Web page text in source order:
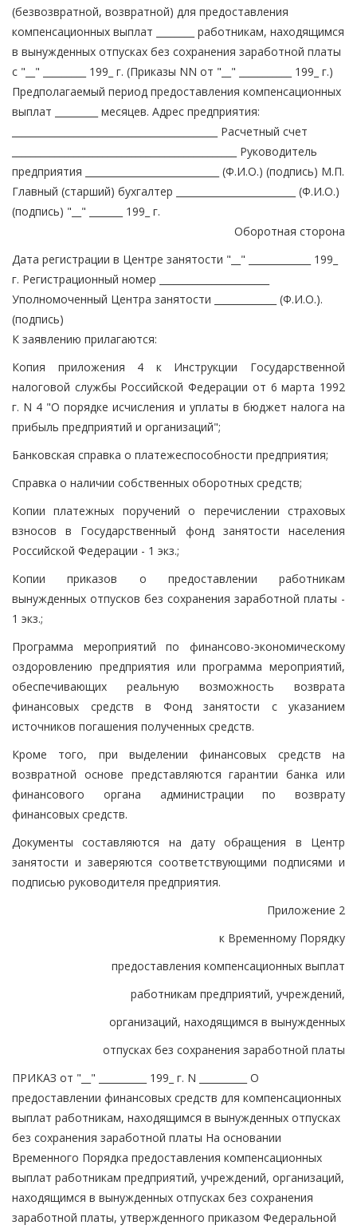
(безвозвратной, возвратной) для предоставления
компенсационных выплат ________ работникам, находящимся
в вынужденных отпусках без сохранения заработной платы
с "__" _________ 199_ г. (Приказы NN от "__" ___________ 199_ г.)
Предполагаемый период предоставления компенсационных
выплат _________ месяцев. Адрес предприятия:
___________________________________________ Расчетный счет
_______________________________________________ Руководитель
предприятия ____________________________ (Ф.И.О.) (подпись) М.П.
Главный (старший) бухгалтер _________________________ (Ф.И.О.)
(подпись) "__" _______ 199_ г.
Оборотная сторона
Дата регистрации в Центре занятости "__" _____________ 199_
г. Регистрационный номер _______________________
Уполномоченный Центра занятости _____________ (Ф.И.О.).
(подпись)
К заявлению прилагаются:
Копия приложения 4 к Инструкции Государственной
налоговой службы Российской Федерации от 6 марта 1992
г. N 4 "О порядке исчисления и уплаты в бюджет налога на
прибыль предприятий и организаций";
Банковская справка о платежеспособности предприятия;
Справка о наличии собственных оборотных средств;
Копии платежных поручений о перечислении страховых
взносов в Государственный фонд занятости населения
Российской Федерации - 1 экз.;
Копии приказов о предоставлении работникам
вынужденных отпусков без сохранения заработной платы -
1 экз.;
Программа мероприятий по финансово-экономическому
оздоровлению предприятия или программа мероприятий,
обеспечивающих реальную возможность возврата
финансовых средств в Фонд занятости с указанием
источников погашения полученных средств.
Кроме того, при выделении финансовых средств на
возвратной основе представляются гарантии банка или
финансового органа администрации по возврату
финансовых средств.
Документы составляются на дату обращения в Центр
занятости и заверяются соответствующими подписями и
подписью руководителя предприятия.
Приложение 2
к Временному Порядку
предоставления компенсационных выплат
работникам предприятий, учреждений,
организаций, находящимся в вынужденных
отпусках без сохранения заработной платы
ПРИКАЗ от "__" __________ 199_ г. N __________ О
предоставлении финансовых средств для компенсационных
выплат работникам, находящимся в вынужденных отпусках
без сохранения заработной платы На основании
Временного Порядка предоставления компенсационных
выплат работникам предприятий, учреждений, организаций,
находящимся в вынужденных отпусках без сохранения
заработной платы, утвержденного приказом Федеральной